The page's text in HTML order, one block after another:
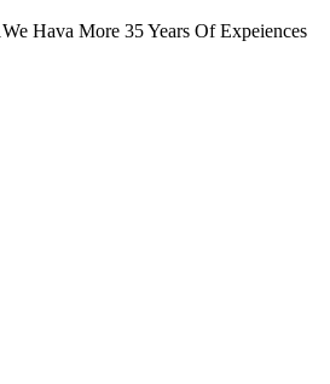
We Hava More 35 Years Of Expeiences